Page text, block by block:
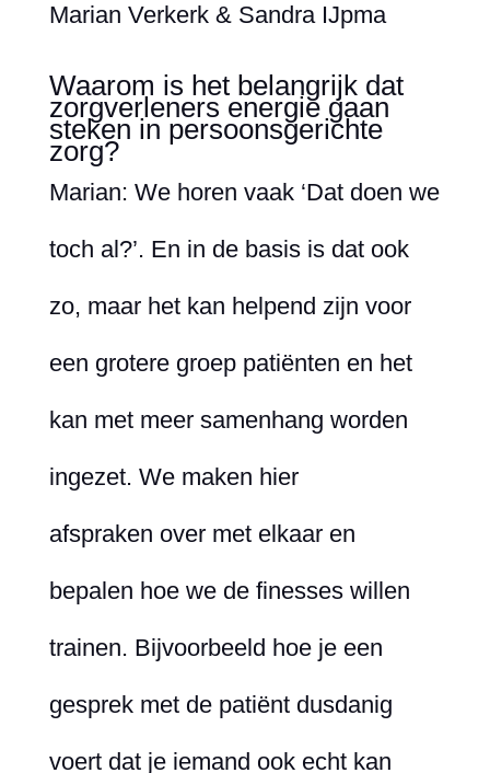
Marian Verkerk & Sandra IJpma
Waarom is het belangrijk dat
zorgverleners energie gaan
steken in persoonsgerichte
zorg?
Marian: We horen vaak ‘Dat doen we
toch al?’. En in de basis is dat ook
zo, maar het kan helpend zijn voor
een grotere groep patiënten en het
kan met meer samenhang worden
ingezet. We maken hier
afspraken over met elkaar en
bepalen hoe we de finesses willen
trainen. Bijvoorbeeld hoe je een
gesprek met de patiënt dusdanig
voert dat je iemand ook echt kan